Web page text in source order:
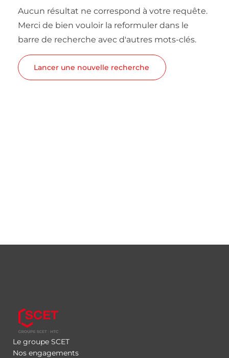
Aucun résultat ne correspond à votre requête.
Merci de bien vouloir la reformuler dans le
barre de recherche avec d'autres mots-clés.
Lancer une nouvelle recherche
Le groupe SCET
Nos engagements